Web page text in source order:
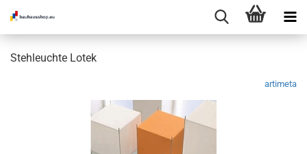
Stehleuchte Lotek
artimeta